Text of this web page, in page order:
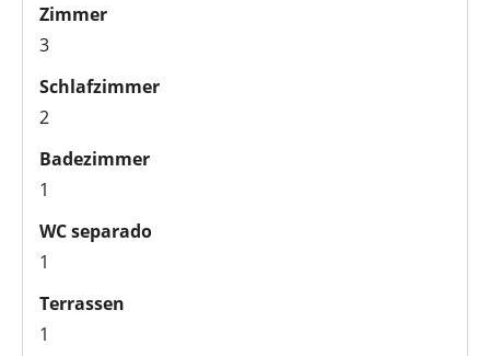
Zimmer
3
Schlafzimmer
2
Badezimmer
1
WC separado
1
Terrassen
1